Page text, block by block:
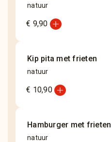
natuur
€ 9,90 add_circle
Kip pita met frieten
natuur
€ 10,90add_circle
Hamburger met frieten
natuur